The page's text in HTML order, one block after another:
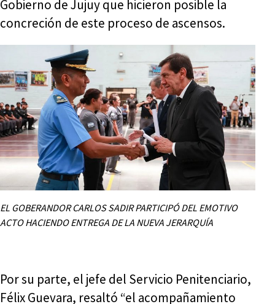
Gobierno de Jujuy que hicieron posible la
concreción de este proceso de ascensos.
EL GOBERANDOR CARLOS SADIR PARTICIPÓ DEL EMOTIVO
ACTO HACIENDO ENTREGA DE LA NUEVA JERARQUÍA
Por su parte, el jefe del Servicio Penitenciario,
Félix Guevara, resaltó “el acompañamiento